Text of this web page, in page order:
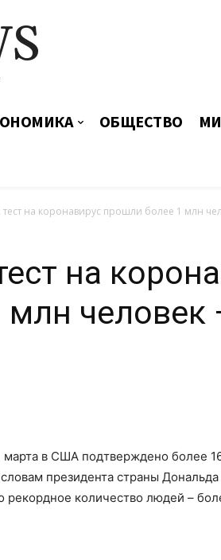
ОБЩЕСТВО
на коронавирус прошли более 1 млн
на
млн человек
марта в США подтверждено более
президента страны
рекордное количество людей –